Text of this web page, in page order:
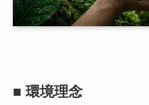
■ 環境理念